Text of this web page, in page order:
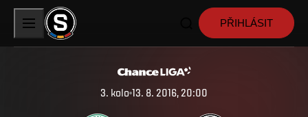
PŘIHLÁSIT
3. kolo 13. 8. 2016, 20:00